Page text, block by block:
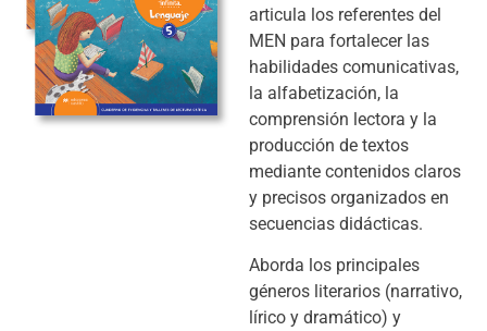
articula los referentes del
MEN para fortalecer las
habilidades comunicativas,
la alfabetización, la
comprensión lectora y la
producción de textos
mediante contenidos claros
y precisos organizados en
secuencias didácticas.
Aborda los principales
géneros literarios (narrativo,
lírico y dramático) y